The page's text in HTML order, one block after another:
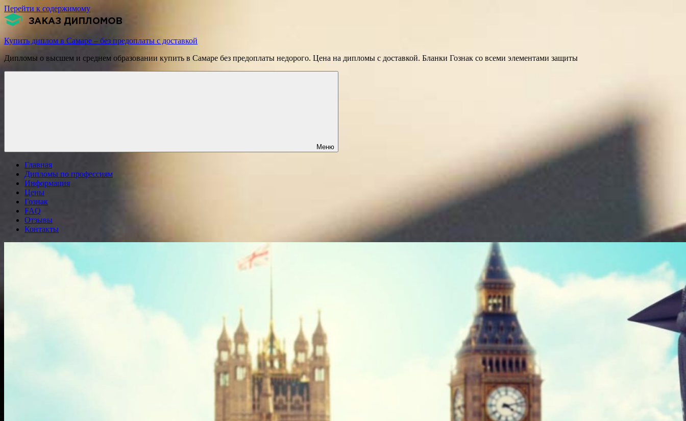
Перейти к содержимому
Купить диплом в Самаре – без предоплаты с доставкой
Дипломы о высшем и среднем образовании купить в Самаре без предоплаты недорого. Цена на дипломы с доставкой. Бланки Гознак со всеми элементами защиты
Меню
Главная
Дипломы по профессиям
Информация
Цены
Гознак
FAQ
Отзывы
Контакты